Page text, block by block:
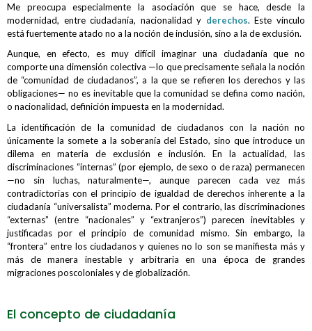
Me preocupa especialmente la asociación que se hace, desde la
modernidad, entre ciudadanía, nacionalidad y derechos. Este vínculo
está fuertemente atado no a la noción de inclusión, sino a la de exclusión.
Aunque, en efecto, es muy difícil imaginar una ciudadanía que no
comporte una dimensión colectiva —lo que precisamente señala la noción
de “comunidad de ciudadanos”, a la que se refieren los derechos y las
obligaciones— no es inevitable que la comunidad se defina como nación,
o nacionalidad, definición impuesta en la modernidad.
La identificación de la comunidad de ciudadanos con la nación no
únicamente la somete a la soberanía del Estado, sino que introduce un
dilema en materia de exclusión e inclusión. En la actualidad, las
discriminaciones “internas” (por ejemplo, de sexo o de raza) permanecen
—no sin luchas, naturalmente—, aunque parecen cada vez más
contradictorias con el principio de igualdad de derechos inherente a la
ciudadanía “universalista” moderna. Por el contrario, las discriminaciones
“externas” (entre “nacionales” y “extranjeros”) parecen inevitables y
justificadas por el principio de comunidad mismo. Sin embargo, la
“frontera” entre los ciudadanos y quienes no lo son se manifiesta más y
más de manera inestable y arbitraria en una época de grandes
migraciones poscoloniales y de globalización.
El concepto de ciudadanía